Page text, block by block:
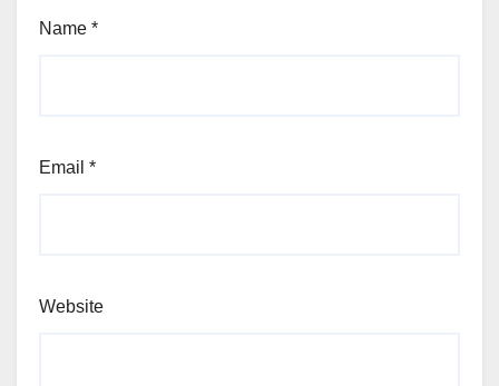
Name *
Email *
Website